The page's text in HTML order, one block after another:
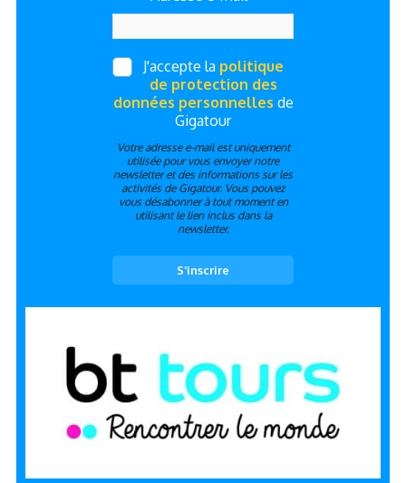
J'accepte la politique
de protection des
données personnelles de
Gigatour
Votre adresse e-mail est uniquement
utilisée pour vous envoyer notre
newsletter et des informations sur les
activités de Gigatour. Vous pouvez
vous désabonner à tout moment en
utilisant le lien inclus dans la
newsletter.